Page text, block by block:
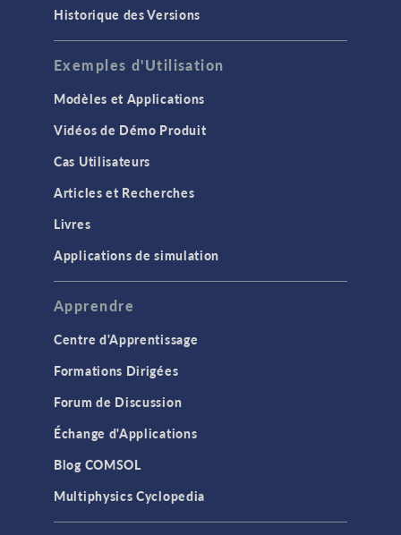
Historique des Versions
Exemples d'Utilisation
Modèles et Applications
Vidéos de Démo Produit
Cas Utilisateurs
Articles et Recherches
Livres
Applications de simulation
Apprendre
Centre d'Apprentissage
Formations Dirigées
Forum de Discussion
Échange d'Applications
Blog COMSOL
Multiphysics Cyclopedia